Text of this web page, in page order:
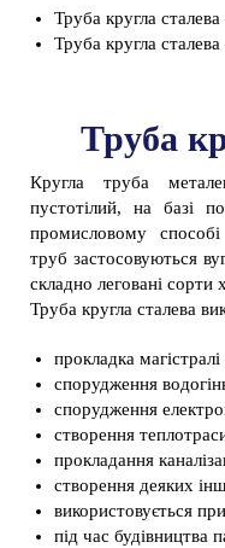
Труба кругла
Труба кругла
Труба
Кругла труба
пустотілий, на базі
промисловому
труб застосовуються
складно леговані сорти
Труба кругла сталева
прокладка
спорудження
спорудження
створення
прокладання
створення деяких
використовується
під час будівництва